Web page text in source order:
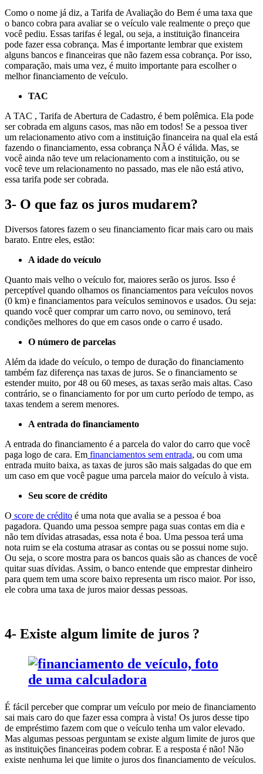
Como o nome já diz, a Tarifa de Avaliação do Bem é uma taxa que
o banco cobra para avaliar se o veículo vale realmente o preço que
você pediu. Essas tarifas é legal, ou seja, a instituição financeira
pode fazer essa cobrança. Mas é importante lembrar que existem
alguns bancos e financeiras que não fazem essa cobrança. Por isso,
comparação, mais uma vez, é muito importante para escolher o
melhor financiamento de veículo.
TAC
A TAC , Tarifa de Abertura de Cadastro, é bem polêmica. Ela pode
ser cobrada em alguns casos, mas não em todos! Se a pessoa tiver
um relacionamento ativo com a instituição financeira na qual ela está
fazendo o financiamento, essa cobrança NÃO é válida. Mas, se
você ainda não teve um relacionamento com a instituição, ou se
você teve um relacionamento no passado, mas ele não está ativo,
essa tarifa pode ser cobrada.
3- O que faz os juros mudarem?
Diversos fatores fazem o seu financiamento ficar mais caro ou mais
barato. Entre eles, estão:
A idade do veículo
Quanto mais velho o veículo for, maiores serão os juros. Isso é
perceptível quando olhamos os financiamentos para veículos novos
(0 km) e financiamentos para veículos seminovos e usados. Ou seja:
quando você quer comprar um carro novo, ou seminovo, terá
condições melhores do que em casos onde o carro é usado.
O número de parcelas
Além da idade do veículo, o tempo de duração do financiamento
também faz diferença nas taxas de juros. Se o financiamento se
estender muito, por 48 ou 60 meses, as taxas serão mais altas. Caso
contrário, se o financiamento for por um curto período de tempo, as
taxas tendem a serem menores.
A entrada do financiamento
A entrada do financiamento é a parcela do valor do carro que você
paga logo de cara. Em financiamentos sem entrada, ou com uma
entrada muito baixa, as taxas de juros são mais salgadas do que em
um caso em que você pague uma parcela maior do veículo à vista.
Seu score de crédito
O score de crédito é uma nota que avalia se a pessoa é boa
pagadora. Quando uma pessoa sempre paga suas contas em dia e
não tem dívidas atrasadas, essa nota é boa. Uma pessoa terá uma
nota ruim se ela costuma atrasar as contas ou se possui nome sujo.
Ou seja, o score mostra para os bancos quais são as chances de você
quitar suas dívidas. Assim, o banco entende que emprestar dinheiro
para quem tem uma score baixo representa um risco maior. Por isso,
ele cobra uma taxa de juros maior dessas pessoas.
4- Existe algum limite de juros ?
É fácil perceber que comprar um veículo por meio de financiamento
sai mais caro do que fazer essa compra à vista! Os juros desse tipo
de empréstimo fazem com que o veículo tenha um valor elevado.
Mas algumas pessoas perguntam se existe algum limite de juros que
as instituições financeiras podem cobrar. E a resposta é não! Não
existe nenhuma lei que limite o juros dos financiamento de veículos.